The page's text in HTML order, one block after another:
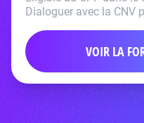
Dialoguer avec la CNV
VOIR LA